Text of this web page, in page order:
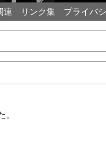
連 リンク集 プライバ